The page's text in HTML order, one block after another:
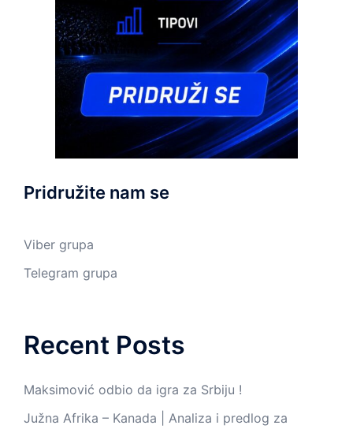
Pridružite nam se
Viber grupa
Telegram grupa
Recent Posts
Maksimović odbio da igra za Srbiju !
Južna Afrika – Kanada | Analiza i predlog za